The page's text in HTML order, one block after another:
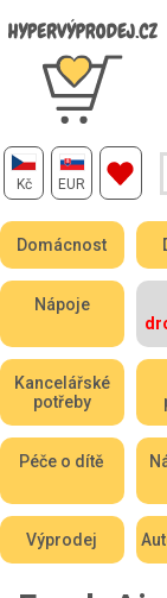
Kč EUR
Domácnost
Nápoje
Kancelářské
potřeby
Péče o dítě
Výprodej